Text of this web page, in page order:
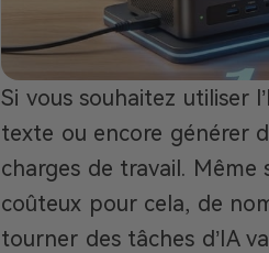
Si vous souhaitez utiliser
texte ou encore générer
charges de travail. Même
coûteux pour cela, de
tourner des tâches d’IA